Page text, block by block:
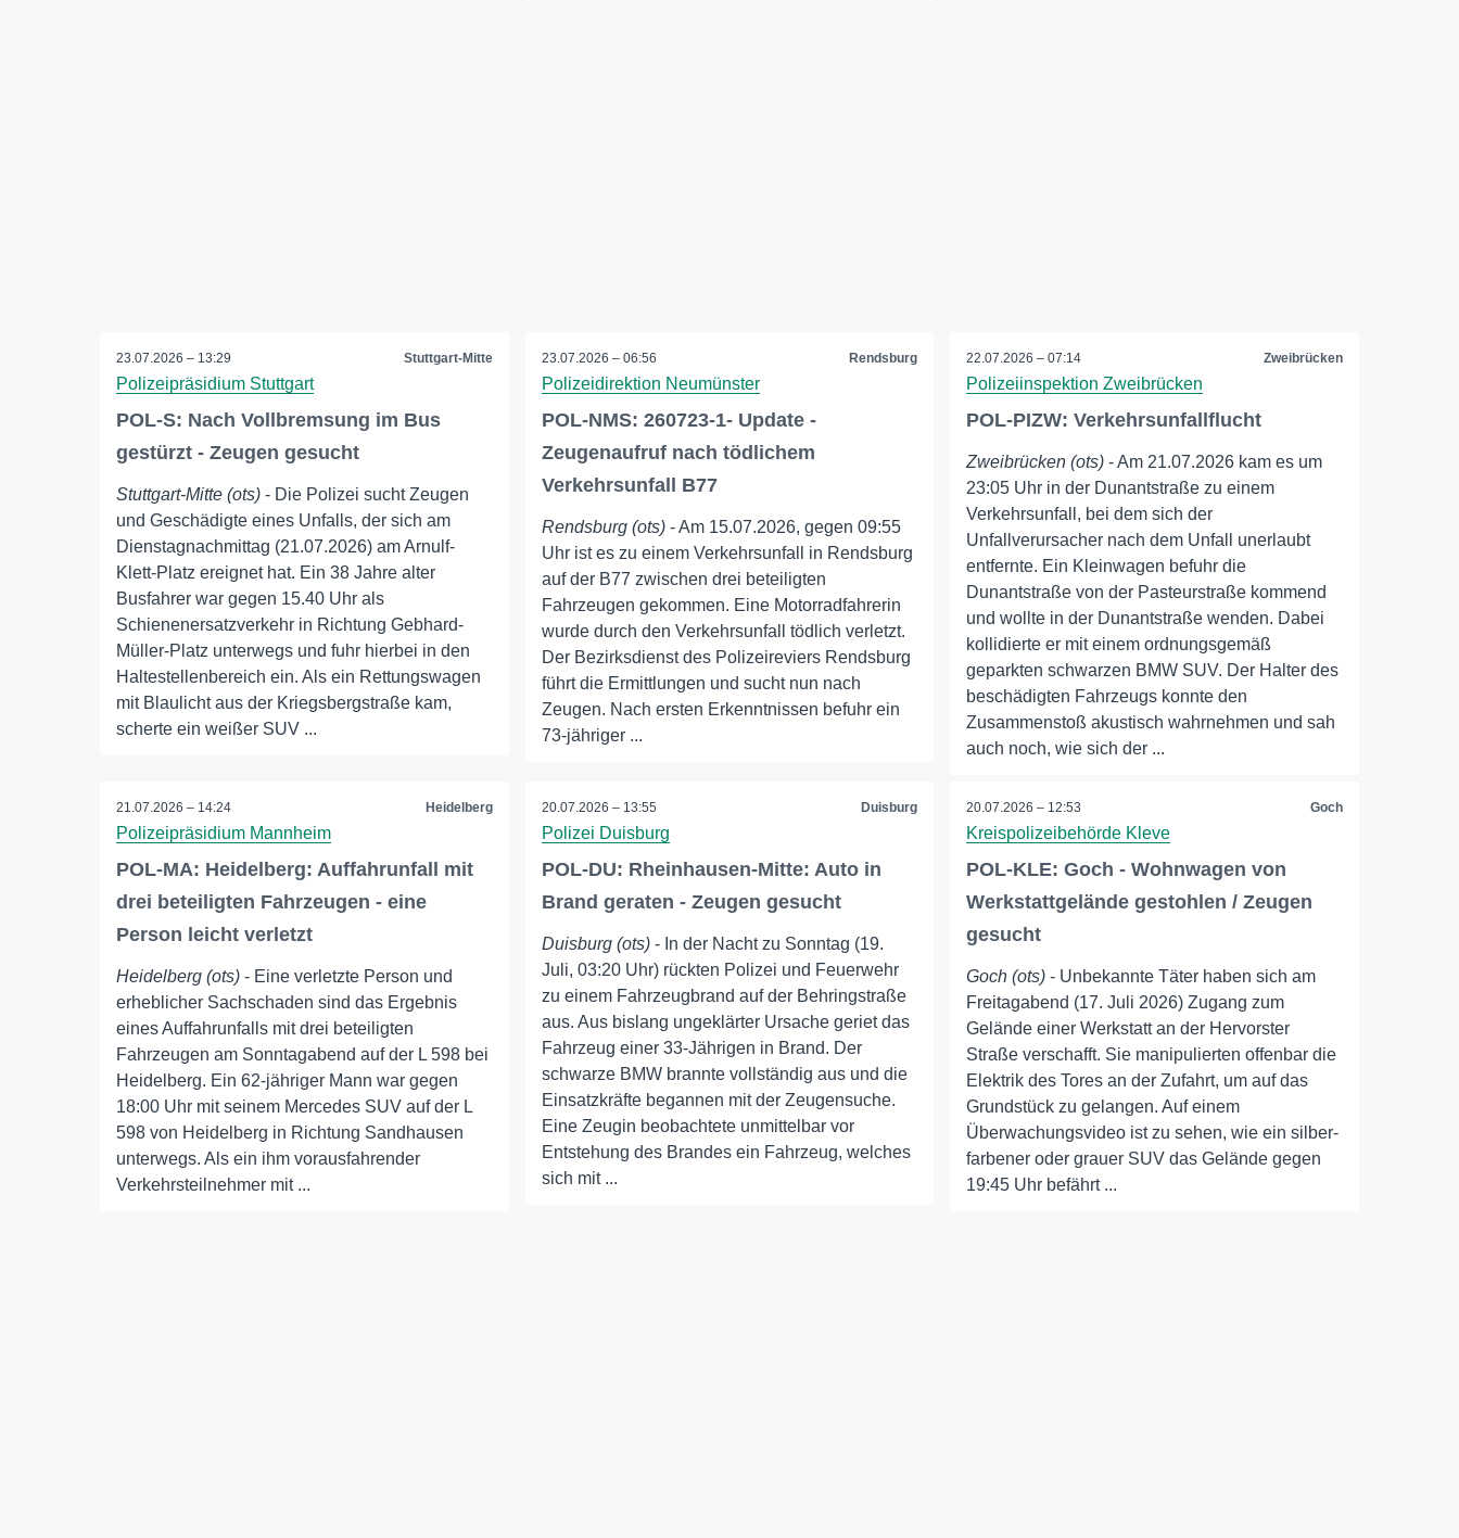
23.07.2026 – 13:29 Stuttgart-Mitte
Polizeipräsidium Stuttgart
POL-S: Nach Vollbremsung im Bus
gestürzt - Zeugen gesucht
Stuttgart-Mitte (ots) - Die Polizei sucht Zeugen
und Geschädigte eines Unfalls, der sich am
Dienstagnachmittag (21.07.2026) am Arnulf-
Klett-Platz ereignet hat. Ein 38 Jahre alter
Busfahrer war gegen 15.40 Uhr als
Schienenersatzverkehr in Richtung Gebhard-
Müller-Platz unterwegs und fuhr hierbei in den
Haltestellenbereich ein. Als ein Rettungswagen
mit Blaulicht aus der Kriegsbergstraße kam,
scherte ein weißer SUV ...
23.07.2026 – 06:56 Rendsburg
Polizeidirektion Neumünster
POL-NMS: 260723-1- Update -
Zeugenaufruf nach tödlichem
Verkehrsunfall B77
Rendsburg (ots)- Am 15.07.2026, gegen 09:55
Uhr ist es zu einem Verkehrsunfall in Rendsburg
auf der B77 zwischen drei beteiligten
Fahrzeugen gekommen. Eine Motorradfahrerin
wurde durch den Verkehrsunfall tödlich verletzt.
Der Bezirksdienst des Polizeireviers Rendsburg
führt die Ermittlungen und sucht nun nach
Zeugen. Nach ersten Erkenntnissen befuhr ein
73-jähriger ...
22.07.2026 – 07:14 Zweibrücken
Polizeiinspektion Zweibrücken
POL-PIZW: Verkehrsunfallflucht
Zweibrücken (ots) - Am 21.07.2026 kam es um
23:05 Uhr in der Dunantstraße zu einem
Verkehrsunfall, bei dem sich der
Unfallverursacher nach dem Unfall unerlaubt
entfernte. Ein Kleinwagen befuhr die
Dunantstraße von der Pasteurstraße kommend
und wollte in der Dunantstraße wenden. Dabei
kollidierte er mit einem ordnungsgemäß
geparkten schwarzen BMW SUV. Der Halter des
beschädigten Fahrzeugs konnte den
Zusammenstoß akustisch wahrnehmen und sah
auch noch, wie sich der ...
21.07.2026 – 14:24 Heidelberg
Polizeipräsidium Mannheim
POL-MA: Heidelberg: Auffahrunfall mit
drei beteiligten Fahrzeugen - eine
Person leicht verletzt
Heidelberg (ots) - Eine verletzte Person und
erheblicher Sachschaden sind das Ergebnis
eines Auffahrunfalls mit drei beteiligten
Fahrzeugen am Sonntagabend auf der L 598 bei
Heidelberg. Ein 62-jähriger Mann war gegen
18:00 Uhr mit seinem Mercedes SUV auf der L
598 von Heidelberg in Richtung Sandhausen
unterwegs. Als ein ihm vorausfahrender
Verkehrsteilnehmer mit ...
20.07.2026 – 13:55 Duisburg
Polizei Duisburg
POL-DU: Rheinhausen-Mitte: Auto in
Brand geraten - Zeugen gesucht
Duisburg (ots)- In der Nacht zu Sonntag (19.
Juli, 03:20 Uhr) rückten Polizei und Feuerwehr
zu einem Fahrzeugbrand auf der Behringstraße
aus. Aus bislang ungeklärter Ursache geriet das
Fahrzeug einer 33-Jährigen in Brand. Der
schwarze BMW brannte vollständig aus und die
Einsatzkräfte begannen mit der Zeugensuche.
Eine Zeugin beobachtete unmittelbar vor
Entstehung des Brandes ein Fahrzeug, welches
sich mit ...
20.07.2026 – 12:53 Goch
Kreispolizeibehörde Kleve
POL-KLE: Goch - Wohnwagen von
Werkstattgelände gestohlen / Zeugen
gesucht
Goch (ots) - Unbekannte Täter haben sich am
Freitagabend (17. Juli 2026) Zugang zum
Gelände einer Werkstatt an der Hervorster
Straße verschafft. Sie manipulierten offenbar die
Elektrik des Tores an der Zufahrt, um auf das
Grundstück zu gelangen. Auf einem
Überwachungsvideo ist zu sehen, wie ein silber-
farbener oder grauer SUV das Gelände gegen
19:45 Uhr befährt ...